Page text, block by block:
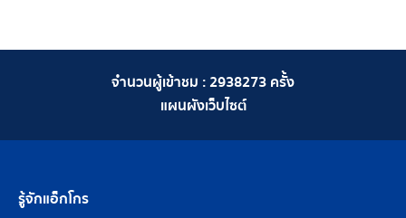
จำนวนผู้เข้าชม :2938273 ครั้ง
แผนผังเว็บไซต์
รู้จักแอ็กโกร